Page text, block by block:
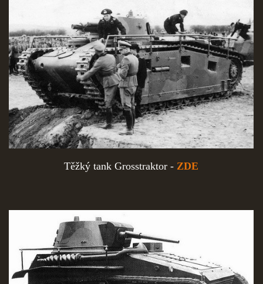
Těžký tank Grosstraktor - ZDE